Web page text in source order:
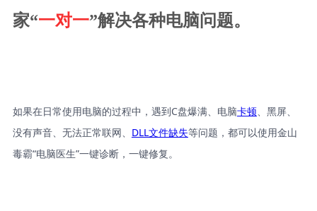
家“一对一”解决各种电脑问题。
如果在日常使用电脑的过程中，遇到C盘爆满、电脑卡顿、黑屏、
没有声音、无法正常联网、 DLL文件缺失等问题，都可以使用金山
毒霸“电脑医生”一键诊断，一键修复。